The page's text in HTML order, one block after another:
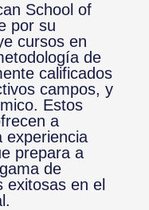
School of
por su
cursos en
de
calificados
campos, y
Estos
a
experiencia
prepara a
de
exitosas en el